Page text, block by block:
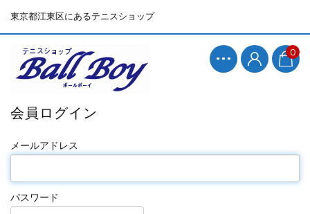
東京都江東区にあるテニスショップ
0
会員ログイン
メールアドレス
パスワード